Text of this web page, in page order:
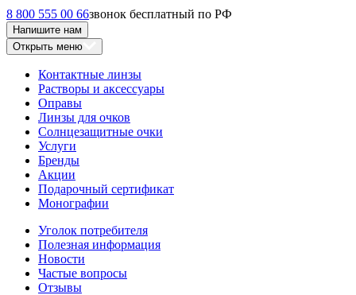
8 800 555 00 66звонок бесплатный по РФ
Напишите нам
Открыть меню
Контактные линзы
Растворы и аксессуары
Оправы
Линзы для очков
Солнцезащитные очки
Услуги
Бренды
Акции
Подарочный сертификат
Монографии
Уголок потребителя
Полезная информация
Новости
Частые вопросы
Отзывы